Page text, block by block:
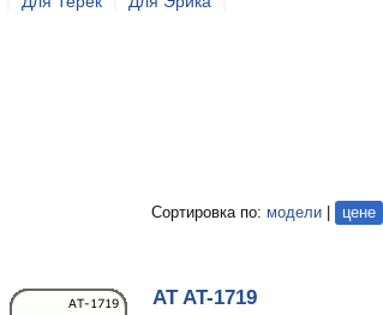
Сортировка по: модели цене
AT AT-1719